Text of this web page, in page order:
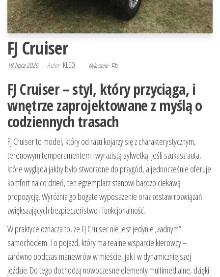
FJ Cruiser
19 lipca 2026 Autor KLEO Wyłączono
FJ Cruiser – styl, który przyciąga, i
wnętrze zaprojektowane z myślą o
codziennych trasach
FJ Cruiser to model, który od razu kojarzy się z charakterystycznym,
terenowym temperamentem i wyrazistą sylwetką. Jeśli szukasz auta,
które wygląda jakby było stworzone do przygód, a jednocześnie oferuje
komfort na co dzień, ten egzemplarz stanowi bardzo ciekawą
propozycję. Wyróżnia go bogate wyposażenie oraz zestaw rozwiązań
zwiększających bezpieczeństwo i funkcjonalność.
W praktyce oznacza to, że FJ Cruiser nie jest jedynie „ładnym”
samochodem. To pojazd, który ma realne wsparcie kierowcy –
zarówno podczas manewrów w mieście, jak i w dynamiczniejszej
jeździe. Do tego dochodzą nowoczesne elementy multimedialne, dzięki